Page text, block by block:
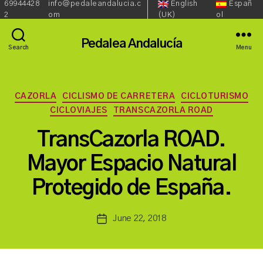
Phone:
69944428
2
Email:
info@pedaleandalucia.c
om
Redes
Sociales::
Language::
English
(UK)
Españ
ol
Search Pedalea Andalucía Menu
Categories
CAZORLA CICLISMO DE CARRETERA
CICLOTURISMO
CICLOVIAJES
TRANSCAZORLA ROAD
TransCazorla ROAD.
Mayor Espacio Natural
Protegido de España.
Post
y
a
s
n
PostJune 22, 2018